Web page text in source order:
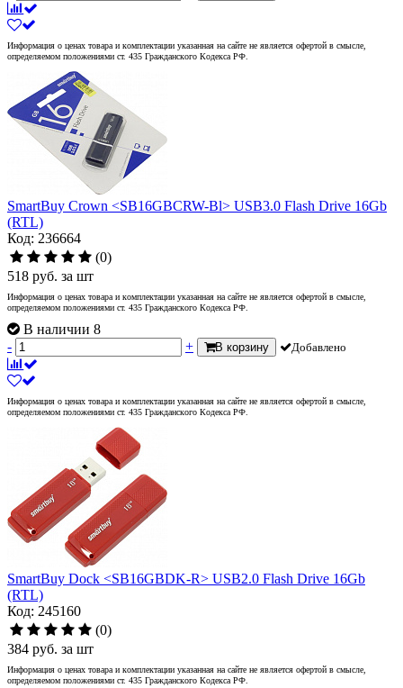
Информация о ценах товара и комплектации указанная на сайте не является офертой в смысле,
определяемом положениями ст. 435 Гражданского Кодекса РФ.
SmartBuy Crown <SB16GBCRW-Bl> USB3.0 Flash Drive 16Gb
(RTL)
Код: 236664
(0)
518 руб. за шт
Информация о ценах товара и комплектации указанная на сайте не является офертой в смысле,
определяемом положениями ст. 435 Гражданского Кодекса РФ.
В наличии 8
-
+ В корзину Добавлено
Информация о ценах товара и комплектации указанная на сайте не является офертой в смысле,
определяемом положениями ст. 435 Гражданского Кодекса РФ.
SmartBuy Dock <SB16GBDK-R> USB2.0 Flash Drive 16Gb
(RTL)
Код: 245160
(0)
384 руб. за шт
Информация о ценах товара и комплектации указанная на сайте не является офертой в смысле,
определяемом положениями ст. 435 Гражданского Кодекса РФ.